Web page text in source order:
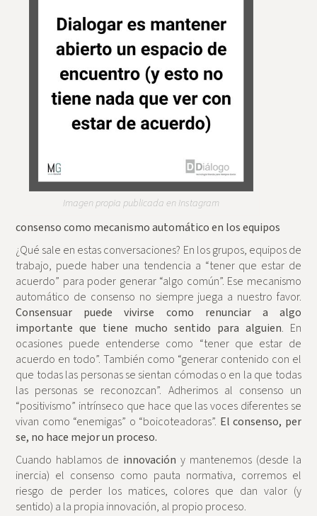
Imagen propia publicada en Instagram
consenso como mecanismo automático en los equipos
¿Qué sale en estas conversaciones? En los grupos, equipos de
trabajo, puede haber una tendencia a “tener que estar de
acuerdo” para poder generar “algo común”. Ese mecanismo
automático de consenso no siempre juega a nuestro favor.
Consensuar puede vivirse como renunciar a algo
importante que tiene mucho sentido para alguien. En
ocasiones puede entenderse como “tener que estar de
acuerdo en todo”. También como “generar contenido con el
que todas las personas se sientan cómodas o en la que todas
las personas se reconozcan”. Adherimos al consenso un
“positivismo” intrínseco que hace que las voces diferentes se
vivan como “enemigas” o “boicoteadoras”. El consenso, per
se, no hace mejor un proceso.
Cuando hablamos de innovación y mantenemos (desde la
inercia) el consenso como pauta normativa, corremos el
riesgo de perder los matices, colores que dan valor (y
sentido) a la propia innovación, al propio proceso.